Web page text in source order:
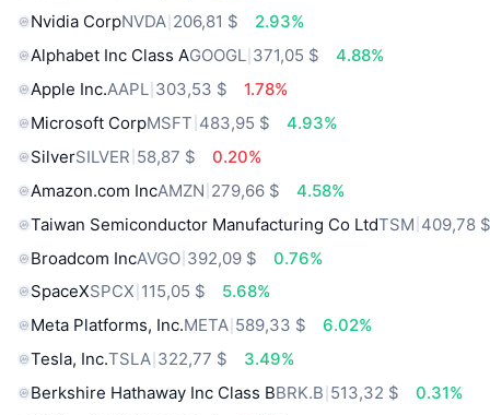
Nvidia CorpNVDA 206,81 $
2.93%
Alphabet Inc Class AGOOGL 371,05 $
4.88%
Apple Inc.AAPL 303,53 $
1.78%
Microsoft CorpMSFT 483,95 $
4.93%
SilverSILVER 58,87 $
0.20%
Amazon.com IncAMZN 279,66 $
4.58%
Taiwan Semiconductor Manufacturing Co LtdTSM 409,78
Broadcom IncAVGO 392,09 $
0.76%
SpaceXSPCX 115,05 $
5.68%
Meta Platforms, Inc.META 589,33 $
6.02%
Tesla, Inc.TSLA 322,77 $
3.49%
Berkshire Hathaway Inc Class BBRK.B 513,32 $
0.31%